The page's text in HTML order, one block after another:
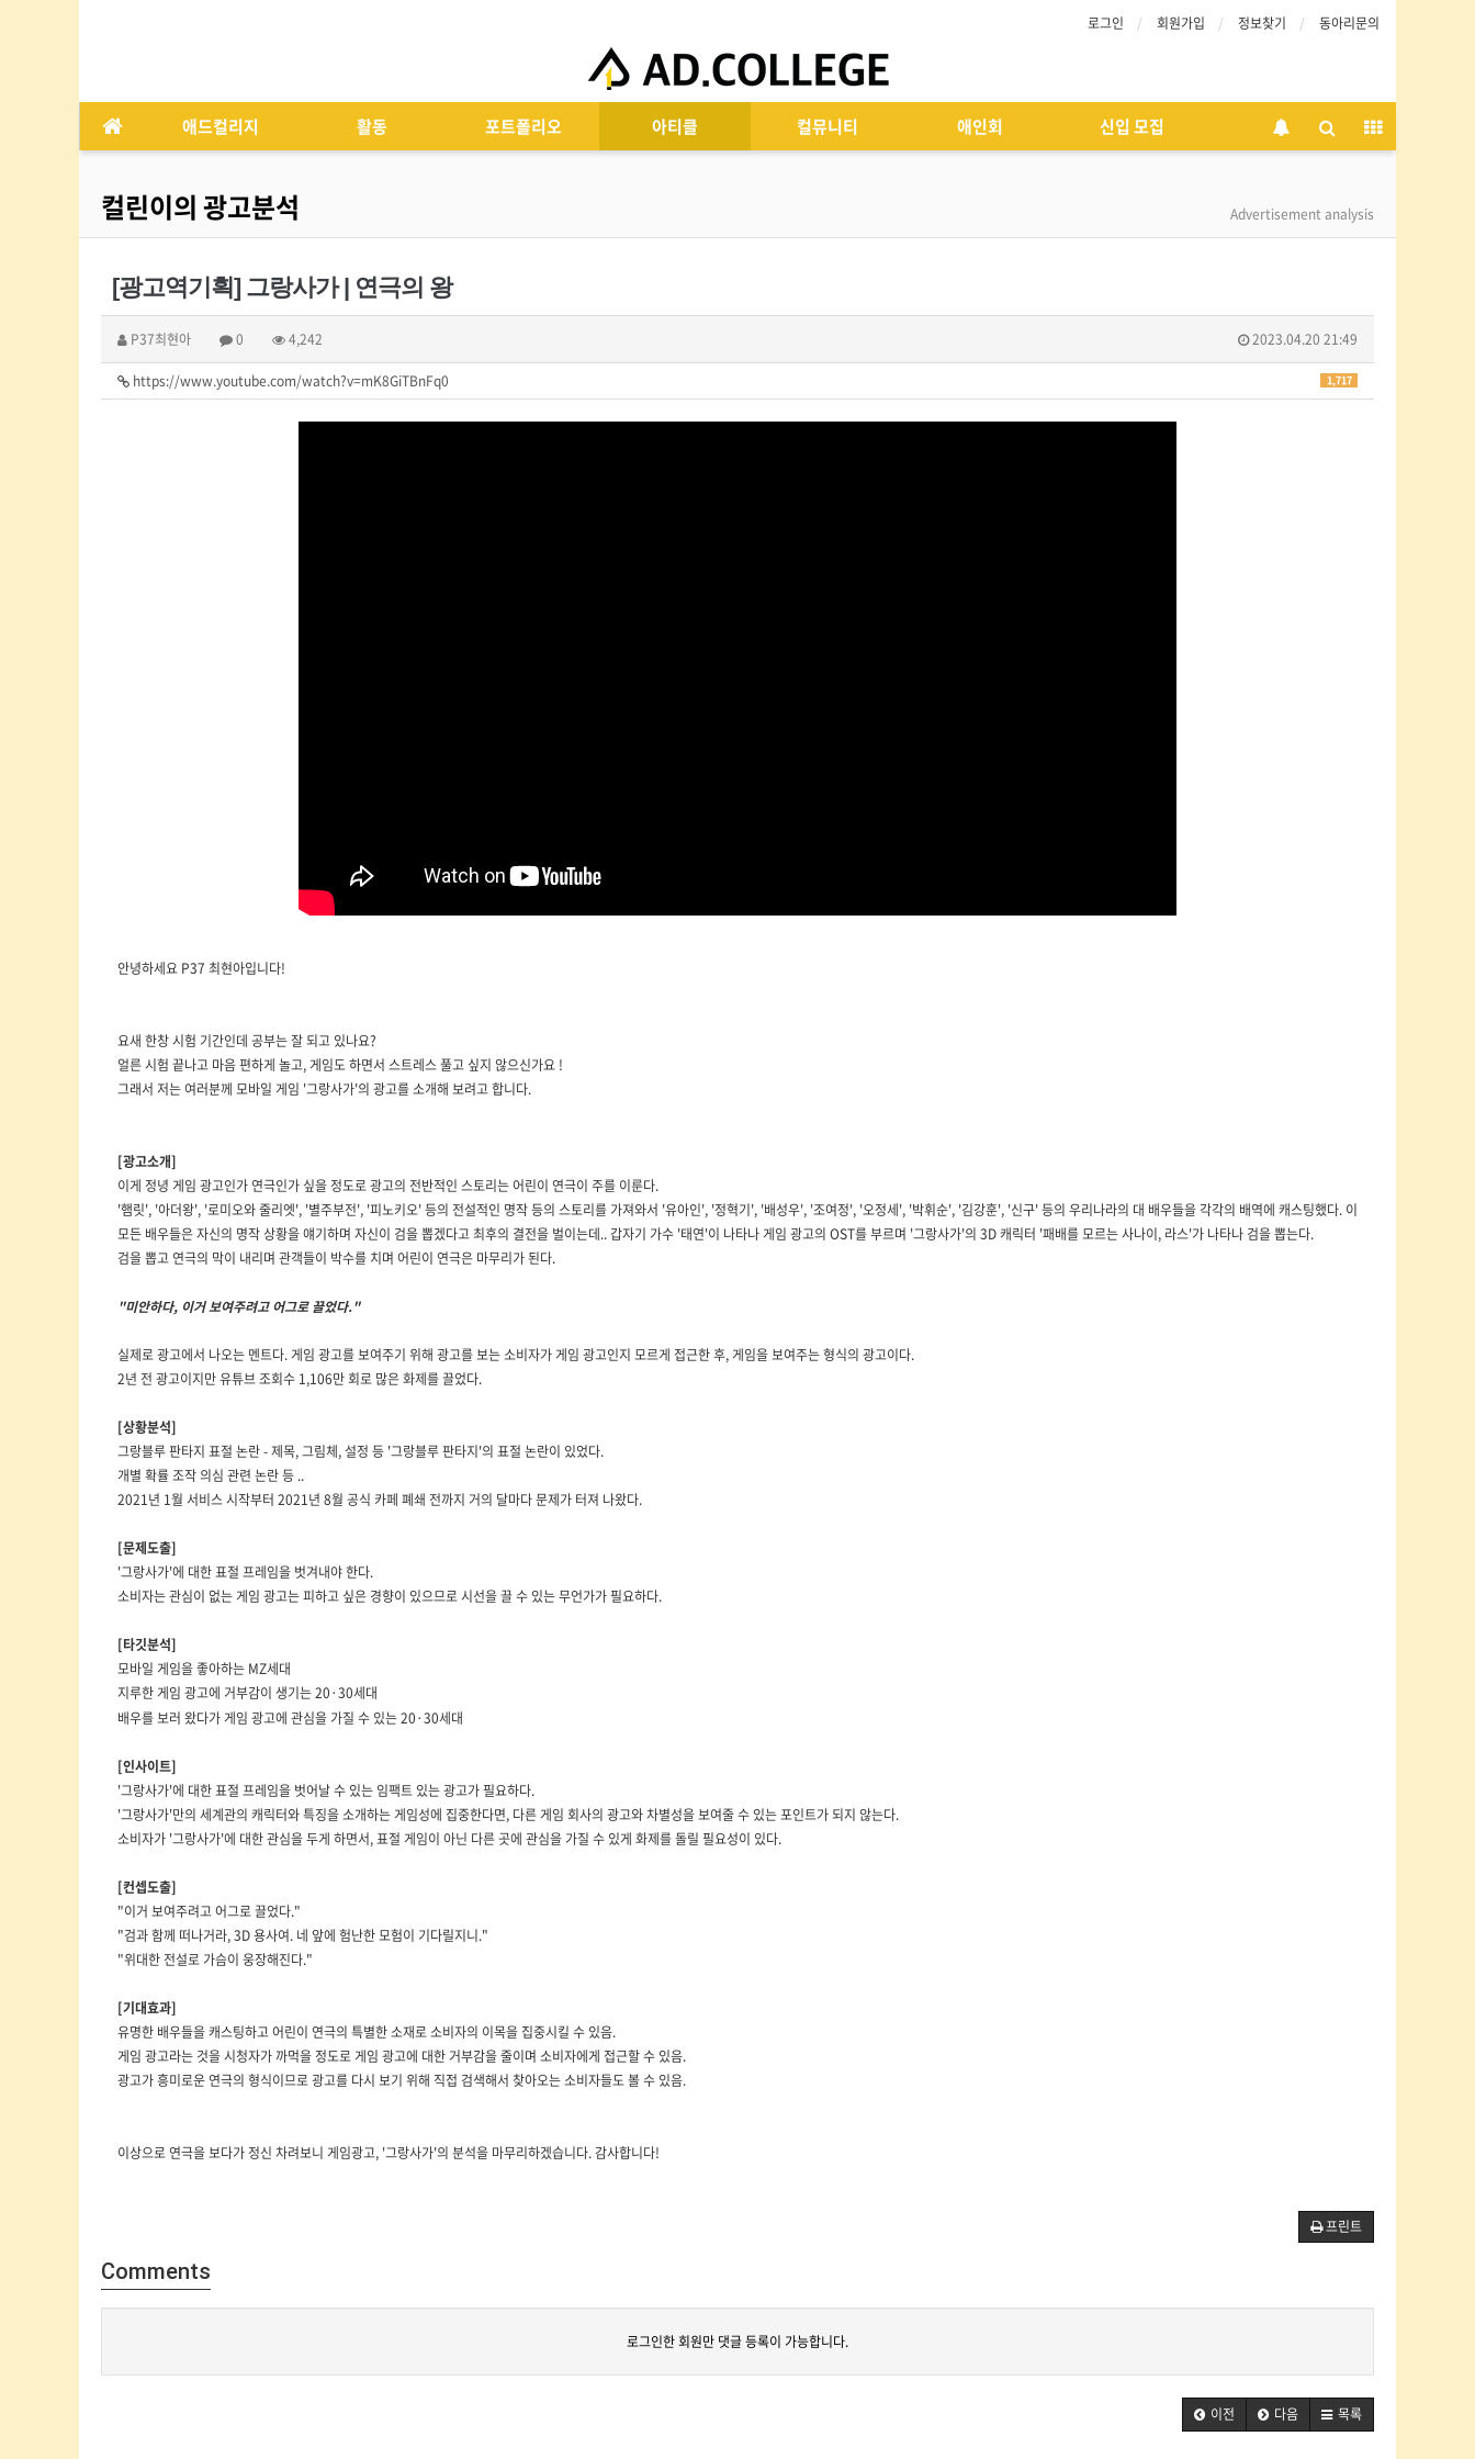
로그인 회원가입 정보찾기 동아리문의
애드컬리지 활동 포트폴리오 아티클 컬뮤니티 애인회 신입 모집
컬린이의 광고분석 Advertisement analysis
[광고역기획] 그랑사가 | 연극의 왕
P37최현아 0 4,242 2023.04.20 21:49
1,717
https://www.youtube.com/watch?v=mK8GiTBnFq0
안녕하세요 P37 최현아입니다!
요새 한창 시험 기간인데 공부는 잘 되고 있나요?
얼른 시험 끝나고 마음 편하게 놀고, 게임도 하면서 스트레스 풀고 싶지 않으신가요 !
그래서 저는 여러분께 모바일 게임 '그랑사가'의 광고를 소개해 보려고 합니다.
[광고소개]
이게 정녕 게임 광고인가 연극인가 싶을 정도로 광고의 전반적인 스토리는 어린이 연극이 주를 이룬다.
'햄릿', '아더왕', '로미오와 줄리엣', '별주부전', '피노키오' 등의 전설적인 명작 등의 스토리를 가져와서 '유아인', '정혁기', '배성우', '조여정', '오정세', '박휘순', '김강훈', '신구' 등의 우리나라의 대 배우들을 각각의 배역에 캐스팅했다. 이
모든 배우들은 자신의 명작 상황을 얘기하며 자신이 검을 뽑겠다고 최후의 결전을 벌이는데.. 갑자기 가수 '태연'이 나타나 게임 광고의 OST를 부르며 '그랑사가'의 3D 캐릭터 '패배를 모르는 사나이, 라스'가 나타나 검을 뽑는다.
검을 뽑고 연극의 막이 내리며 관객들이 박수를 치며 어린이 연극은 마무리가 된다.
"미안하다, 이거 보여주려고 어그로 끌었다."
실제로 광고에서 나오는 멘트다. 게임 광고를 보여주기 위해 광고를 보는 소비자가 게임 광고인지 모르게 접근한 후, 게임을 보여주는 형식의 광고이다.
2년 전 광고이지만 유튜브 조회수 1,106만 회로 많은 화제를 끌었다.
[상황분석]
그랑블루 판타지 표절 논란 - 제목, 그림체, 설정 등 '그랑블루 판타지'의 표절 논란이 있었다.
개별 확률 조작 의심 관련 논란 등 ..
2021년 1월 서비스 시작부터 2021년 8월 공식 카페 폐쇄 전까지 거의 달마다 문제가 터져 나왔다.
[문제도출]
'그랑사가'에 대한 표절 프레임을 벗겨내야 한다.
소비자는 관심이 없는 게임 광고는 피하고 싶은 경향이 있으므로 시선을 끌 수 있는 무언가가 필요하다.
[타깃분석]
모바일 게임을 좋아하는 MZ세대
지루한 게임 광고에 거부감이 생기는20·30세대
배우를 보러 왔다가 게임 광고에 관심을 가질 수 있는20·30세대
[인사이트]
'그랑사가'에 대한 표절 프레임을 벗어날 수 있는 임팩트 있는 광고가 필요하다.
'그랑사가'만의 세계관의 캐릭터와 특징을 소개하는 게임성에 집중한다면, 다른 게임 회사의 광고와 차별성을 보여줄 수 있는 포인트가 되지 않는다.
소비자가 '그랑사가'에 대한 관심을 두게 하면서, 표절 게임이 아닌 다른 곳에 관심을 가질 수 있게 화제를 돌릴 필요성이 있다.
[컨셉도출]
​"이거 보여주려고 어그로 끌었다."
"검과 함께 떠나거라, 3D 용사여. 네 앞에 험난한 모험이 기다릴지니."
"위대한 전설로 가슴이 웅장해진다."
[기대효과]
​유명한 배우들을 캐스팅하고 어린이 연극의 특별한 소재로 소비자의 이목을 집중시킬 수 있음.
게임 광고라는 것을 시청자가 까먹을 정도로 게임 광고에 대한 거부감을 줄이며 소비자에게 접근할 수 있음.
광고가 흥미로운 연극의 형식이므로 광고를 다시 보기 위해 직접 검색해서 찾아오는 소비자들도 볼 수 있음.
이상으로 연극을 보다가 정신 차려보니 게임광고, '그랑사가'의 분석을 마무리하겠습니다. 감사합니다!
프린트
Comments
로그인한 회원만 댓글 등록이 가능합니다.
이전 다음 목록